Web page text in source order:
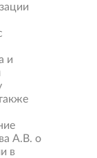
и
А.В. о
в